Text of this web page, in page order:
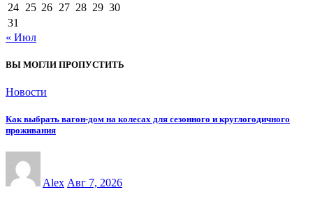
24 25 26 27 28 29 30
31
« Июл
ВЫ МОГЛИ ПРОПУСТИТЬ
Новости
Как выбрать вагон-дом на колесах для сезонного и круглогодичного
проживания
Alex Авг 7, 2026